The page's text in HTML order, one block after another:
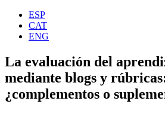
ESP
CAT
ENG
La evaluación del
mediante blogs y
¿complementos o